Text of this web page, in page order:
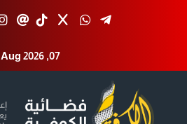
Aug 2026 ,07